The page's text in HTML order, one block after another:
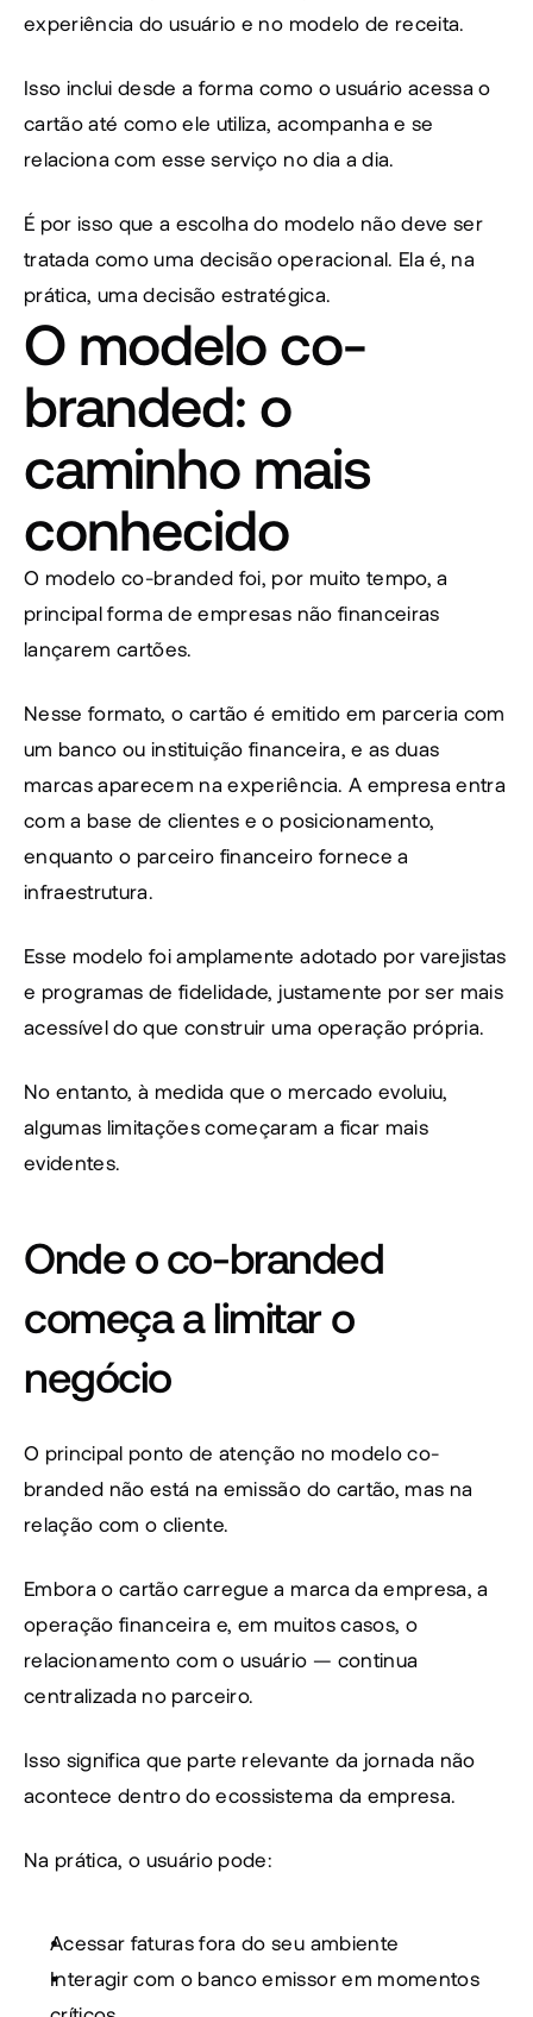
experiência do usuário e no modelo de receita.
Isso inclui desde a forma como o usuário acessa o
cartão até como ele utiliza, acompanha e se
relaciona com esse serviço no dia a dia.
É por isso que a escolha do modelo não deve ser
tratada como uma decisão operacional. Ela é, na
prática, uma decisão estratégica.
O modelo co-
branded: o
caminho mais
conhecido
O modelo co-branded foi, por muito tempo, a
principal forma de empresas não financeiras
lançarem cartões.
Nesse formato, o cartão é emitido em parceria com
um banco ou instituição financeira, e as duas
marcas aparecem na experiência. A empresa entra
com a base de clientes e o posicionamento,
enquanto o parceiro financeiro fornece a
infraestrutura.
Esse modelo foi amplamente adotado por varejistas
e programas de fidelidade, justamente por ser mais
acessível do que construir uma operação própria.
No entanto, à medida que o mercado evoluiu,
algumas limitações começaram a ficar mais
evidentes.
Onde o co-branded
começa a limitar o
negócio
O principal ponto de atenção no modelo co-
branded não está na emissão do cartão, mas na
relação com o cliente.
Embora o cartão carregue a marca da empresa, a
operação financeira e, em muitos casos, o
relacionamento com o usuário — continua
centralizada no parceiro.
Isso significa que parte relevante da jornada não
acontece dentro do ecossistema da empresa.
Na prática, o usuário pode:
Acessar faturas fora do seu ambiente
Interagir com o banco emissor em momentos